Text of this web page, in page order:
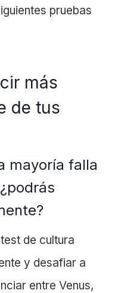
pruebas
más
de tus
mayoría falla
de cultura
y desafiar a
entre Venus,